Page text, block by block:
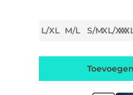
L/XL M/L S/MXL/XXL